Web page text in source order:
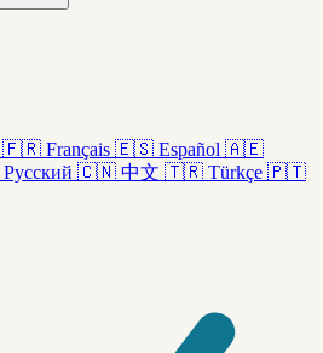
🇫🇷 Français 🇪🇸 Español 🇦🇪
Русский 🇨🇳 中文 🇹🇷 Türkçe 🇵🇹